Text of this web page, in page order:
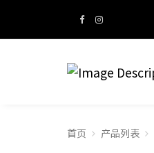
首页 产品列表